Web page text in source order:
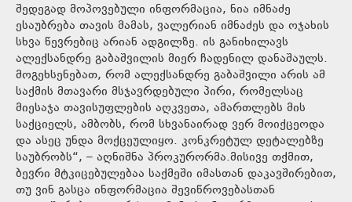
შედეგად მოპოვებული ინფორმაცია, ნია იმნაძე
ესაუბრება თავის მამას, ვალერიან იმნაძეს და ოჯახის
სხვა წევრებიც არიან ადგილზე. ის განიხილავს
ალექსანდრე გაბაშვილის მიერ ჩადენილ დანაშაულს.
მოგეხსენებათ, რომ ალექსანდრე გაბაშვილი არის ამ
საქმის მთავარი მსჯავრდებული პირი, რომელსაც
მიესაჯა თავისუფლების აღკვეთა, ამართლებს მის
საქციელს, ამბობს, რომ სხვანაირად ვერ მოიქცეოდა
და ასეც უნდა მოქცეულიყო. კონკრეტულ დეტალებზე
საუბრობს“, – აღნიშნა პროკურორმა.მისივე თქმით,
ბევრი მტკიცებულებაა საქმეში იმასთან დაკავშირებით,
თუ ვინ გასცა ინფორმაცია შევიწროვებასთან